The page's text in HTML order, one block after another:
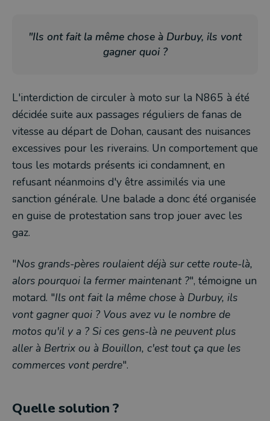
"Ils ont fait la même chose à Durbuy, ils vont
gagner quoi ?
L'interdiction de circuler à moto sur la N865 à été
décidée suite aux passages réguliers de fanas de
vitesse au départ de Dohan, causant des nuisances
excessives pour les riverains. Un comportement que
tous les motards présents ici condamnent, en
refusant néanmoins d'y être assimilés via une
sanction générale. Une balade a donc été organisée
en guise de protestation sans trop jouer avec les
gaz.
"Nos grands-pères roulaient déjà sur cette route-là,
alors pourquoi la fermer maintenant ?", témoigne un
motard. "Ils ont fait la même chose à Durbuy, ils
vont gagner quoi ? Vous avez vu le nombre de
motos qu'il y a ? Si ces gens-là ne peuvent plus
aller à Bertrix ou à Bouillon, c'est tout ça que les
commerces vont perdre".
Quelle solution ?